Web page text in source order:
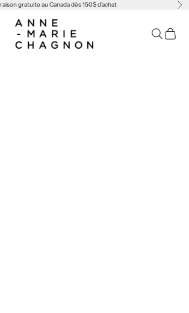
gratuite au Canada dès 150$ d'achat
Anne-Marie Chagnon
Recherche
Panier